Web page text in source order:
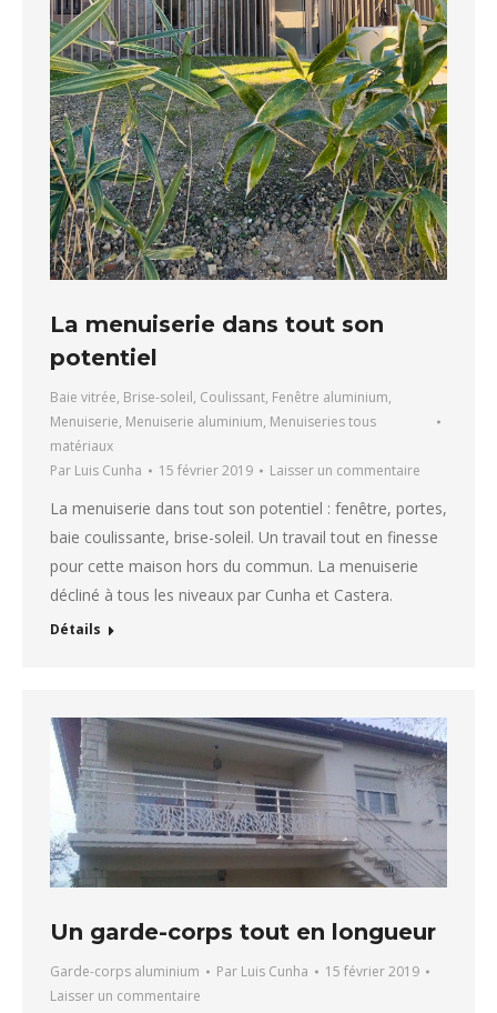
La menuiserie dans tout son
potentiel
Baie vitrée, Brise-soleil, Coulissant, Fenêtre aluminium,
Menuiserie, Menuiserie aluminium, Menuiseries tous
matériaux
Par Luis Cunha 15 février 2019 Laisser un commentaire
La menuiserie dans tout son potentiel : fenêtre, portes,
baie coulissante, brise-soleil. Un travail tout en finesse
pour cette maison hors du commun. La menuiserie
décliné à tous les niveaux par Cunha et Castera.
Détails
Un garde-corps tout en longueur
Garde-corps aluminium Par Luis Cunha
15 février 2019
Laisser un commentaire